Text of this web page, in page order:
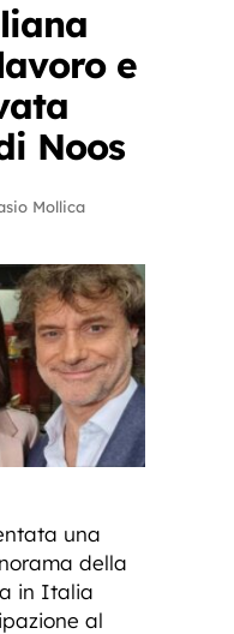
e
Noos
Mollica
una
della
in Italia
al